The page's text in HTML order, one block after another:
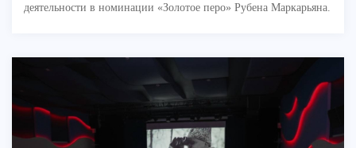
деятельности в номинации «Золотое перо» Рубена Маркарьяна.